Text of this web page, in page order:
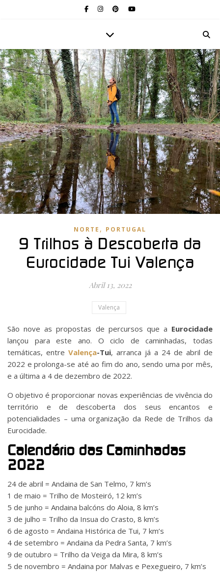
NORTE , PORTUGAL
9 Trilhos à Descoberta da
Eurocidade Tui Valença
Abril 13, 2022
Valença
São nove as propostas de percursos que a Eurocidade
lançou para este ano. O ciclo de caminhadas, todas
temáticas, entre Valença-Tui, arranca já a 24 de abril de
2022 e prolonga-se até ao fim do ano, sendo uma por mês,
e a última a 4 de dezembro de 2022.
O objetivo é proporcionar novas experiências de vivência do
território e de descoberta dos seus encantos e
potencialidades – uma organização da Rede de Trilhos da
Eurocidade.
Calendário das Caminhadas
2022
24 de abril = Andaina de San Telmo, 7 km’s
1 de maio = Trilho de Mosteiró, 12 km’s
5 de junho = Andaina balcóns do Aloia, 8 km’s
3 de julho = Trilho da Insua do Crasto, 8 km’s
6 de agosto = Andaina Histórica de Tui, 7 km’s
4 de setembro = Andaina da Pedra Santa, 7 km’s
9 de outubro = Trilho da Veiga da Mira, 8 km’s
5 de novembro = Andaina por Malvas e Pexegueiro, 7 km’s